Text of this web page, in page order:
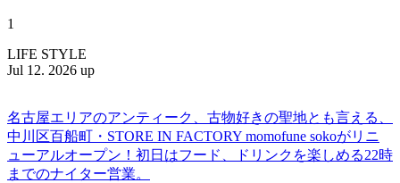
1
LIFE STYLE
Jul 12. 2026 up
名古屋エリアのアンティーク、古物好きの聖地とも言える、
中川区百船町・STORE IN FACTORY momofune sokoがリニ
ューアルオープン！初日はフード、ドリンクを楽しめる22時
までのナイター営業。